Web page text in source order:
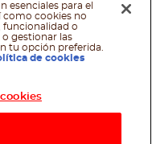
de recetas
esenciales para el
como cookies no
funcionalidad o
gestionar las
tu opción preferida.
de cookies